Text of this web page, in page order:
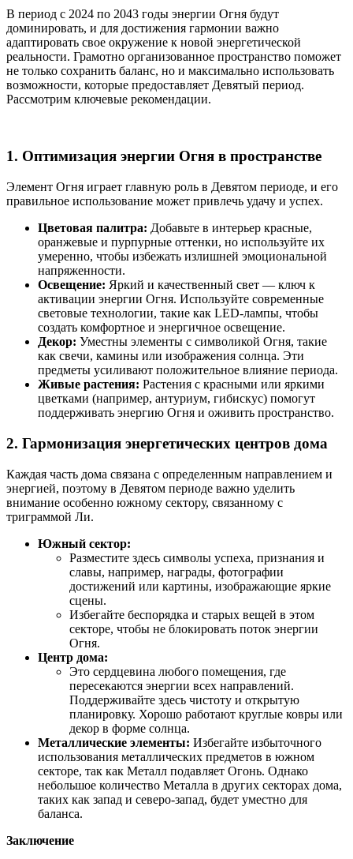
В период с 2024 по 2043 годы энергии Огня будут
доминировать, и для достижения гармонии важно
адаптировать свое окружение к новой энергетической
реальности. Грамотно организованное пространство поможет
не только сохранить баланс, но и максимально использовать
возможности, которые предоставляет Девятый период.
Рассмотрим ключевые рекомендации.
1. Оптимизация энергии Огня в пространстве
Элемент Огня играет главную роль в Девятом периоде, и его
правильное использование может привлечь удачу и успех.
Цветовая палитра: Добавьте в интерьер красные,
оранжевые и пурпурные оттенки, но используйте их
умеренно, чтобы избежать излишней эмоциональной
напряженности.
Освещение: Яркий и качественный свет — ключ к
активации энергии Огня. Используйте современные
световые технологии, такие как LED-лампы, чтобы
создать комфортное и энергичное освещение.
Декор: Уместны элементы с символикой Огня, такие
как свечи, камины или изображения солнца. Эти
предметы усиливают положительное влияние периода.
Живые растения: Растения с красными или яркими
цветками (например, антуриум, гибискус) помогут
поддерживать энергию Огня и оживить пространство.
2. Гармонизация энергетических центров дома
Каждая часть дома связана с определенным направлением и
энергией, поэтому в Девятом периоде важно уделить
внимание особенно южному сектору, связанному с
триграммой Ли.
Южный сектор:
Разместите здесь символы успеха, признания и
славы, например, награды, фотографии
достижений или картины, изображающие яркие
сцены.
Избегайте беспорядка и старых вещей в этом
секторе, чтобы не блокировать поток энергии
Огня.
Центр дома:
Это сердцевина любого помещения, где
пересекаются энергии всех направлений.
Поддерживайте здесь чистоту и открытую
планировку. Хорошо работают круглые ковры или
декор в форме солнца.
Металлические элементы: Избегайте избыточного
использования металлических предметов в южном
секторе, так как Металл подавляет Огонь. Однако
небольшое количество Металла в других секторах дома,
таких как запад и северо-запад, будет уместно для
баланса.
Заключение